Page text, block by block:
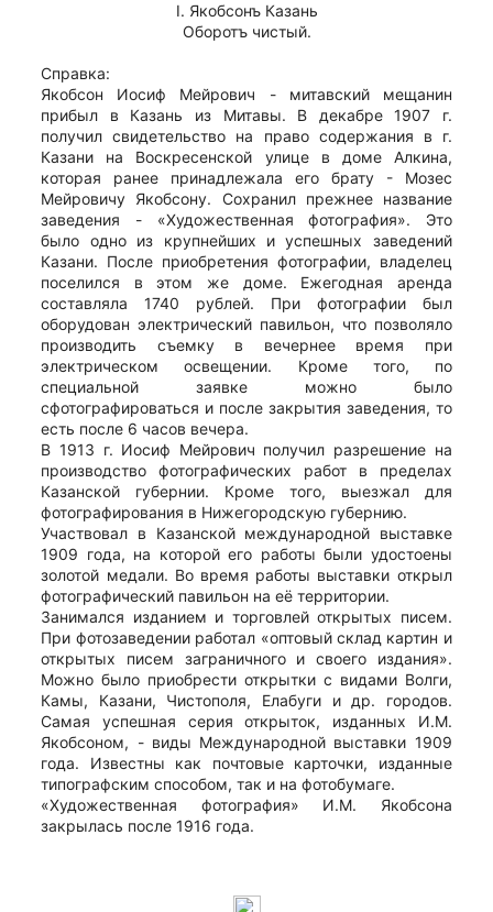
I. Якобсонъ Казань
Оборотъ чистый.
Справка:
Якобсон Иосиф Мейрович - митавский мещанин
прибыл в Казань из Митавы. В декабре 1907 г.
получил свидетельство на право содержания в г.
Казани на Воскресенской улице в доме Алкина,
которая ранее принадлежала его брату - Мозес
Мейровичу Якобсону. Сохранил прежнее название
заведения - «Художественная фотография». Это
было одно из крупнейших и успешных заведений
Казани. После приобретения фотографии, владелец
поселился в этом же доме. Ежегодная аренда
составляла 1740 рублей. При фотографии был
оборудован электрический павильон, что позволяло
производить съемку в вечернее время при
электрическом освещении. Кроме того, по
специальной заявке можно было
сфотографироваться и после закрытия заведения, то
есть после 6 часов вечера.
В 1913 г. Иосиф Мейрович получил разрешение на
производство фотографических работ в пределах
Казанской губернии. Кроме того, выезжал для
фотографирования в Нижегородскую губернию.
Участвовал в Казанской международной выставке
1909 года, на которой его работы были удостоены
золотой медали. Во время работы выставки открыл
фотографический павильон на её территории.
Занимался изданием и торговлей открытых писем.
При фотозаведении работал «оптовый склад картин и
открытых писем заграничного и своего издания».
Можно было приобрести открытки с видами Волги,
Камы, Казани, Чистополя, Елабуги и др. городов.
Самая успешная серия открыток, изданных И.М.
Якобсоном, - виды Международной выставки 1909
года. Известны как почтовые карточки, изданные
типографским способом, так и на фотобумаге.
«Художественная фотография» И.М. Якобсона
закрылась после 1916 года.